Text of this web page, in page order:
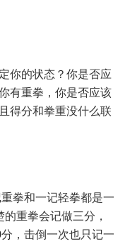
你的状态？你是否应
有重拳，你是否应该
得分和拳重没什么联
拳和一记轻拳都是一
重拳会记做三分，
，击倒一次也只记一